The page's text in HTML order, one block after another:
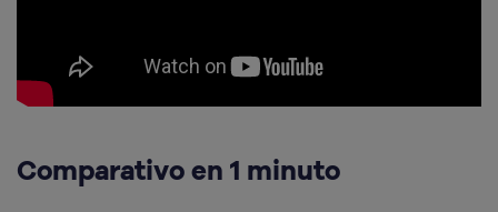
Comparativo en 1 minuto